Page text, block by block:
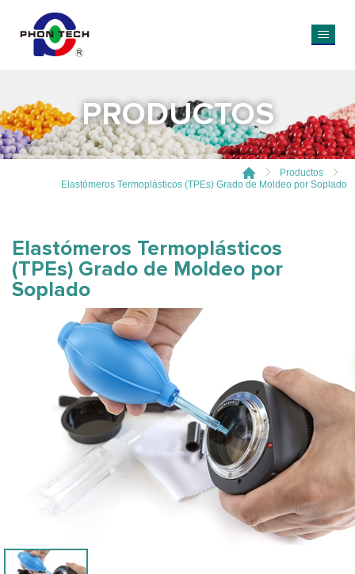
PRODUCTOS
Productos
Elastómeros Termoplásticos (TPEs) Grado de Moldeo por Soplado
Elastómeros Termoplásticos
(TPEs) Grado de Moldeo por
Soplado